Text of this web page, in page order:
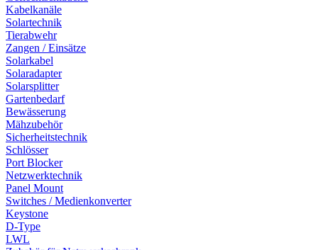
Kabelkanäle
Solartechnik
Tierabwehr
Zangen / Einsätze
Solarkabel
Solaradapter
Solarsplitter
Gartenbedarf
Bewässerung
Mähzubehör
Sicherheitstechnik
Schlösser
Port Blocker
Netzwerktechnik
Panel Mount
Switches / Medienkonverter
Keystone
D-Type
LWL